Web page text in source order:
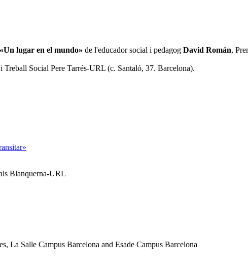
lugar en el mundo» de l'educador social i pedagog David Román,
Treball Social Pere Tarrés-URL (c. Santaló, 37. Barcelona).
Blanquerna-URL
La Salle Campus Barcelona and Esade Campus Barcelona